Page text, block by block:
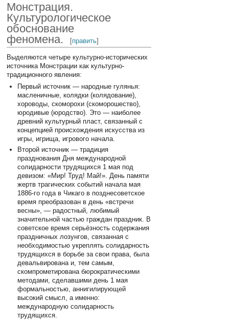
Монстрация.
Культурологическое
обоснование
феномена.
[править]
Выделяются четыре культурно-исторических
источника Монстрации как культурно-
традиционного явления:
Первый источник — народные гулянья:
масленичные, колядки (колядование),
хороводы, скоморохи (скоморошество),
юродивые (юродство). Это — наиболее
древний культурный пласт, связанный с
концепцией происхождения искусства из
игры, игрища, игрового начала.
Второй источник — традиция
празднования Дня международной
солидарности трудящихся 1 мая под
девизом: «Мир! Труд! Май!». День памяти
жертв трагических событий начала мая
1886-го года в Чикаго в позднесоветское
время преобразован в день «встречи
весны», — радостный, любимый
значительной частью граждан праздник. В
советское время серьёзность содержания
праздничных лозунгов, связанная с
необходимостью укреплять солидарность
трудящихся в борьбе за свои права, была
девальвирована и, тем самым,
скомпрометирована бюрократическими
методами, сделавшими день 1 мая
формальностью, аннигилирующей
высокий смысл, а именно:
международную солидарность
трудящихся.